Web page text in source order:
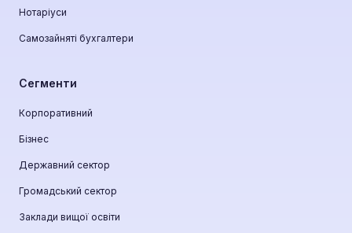
Нотаріуси
Самозайняті бухгалтери
Сегменти
Корпоративний
Бізнес
Державний сектор
Громадський сектор
Заклади вищої освіти